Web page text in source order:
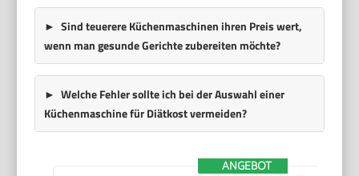
Sind teuerere Küchenmaschinen ihren Preis wert,
wenn man gesunde Gerichte zubereiten möchte?
Welche Fehler sollte ich bei der Auswahl einer
Küchenmaschine für Diätkost vermeiden?
ANGEBOT